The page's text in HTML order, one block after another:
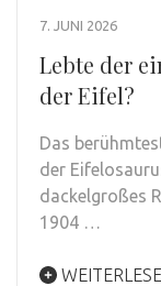
7. JUNI 2026
Lebte der
der Eifel?
Das
der
dackelgroßes
1904 …